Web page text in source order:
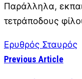
Παράλληλα,
τετράποδους
Ερυθρός Σταυρός
Previous Article